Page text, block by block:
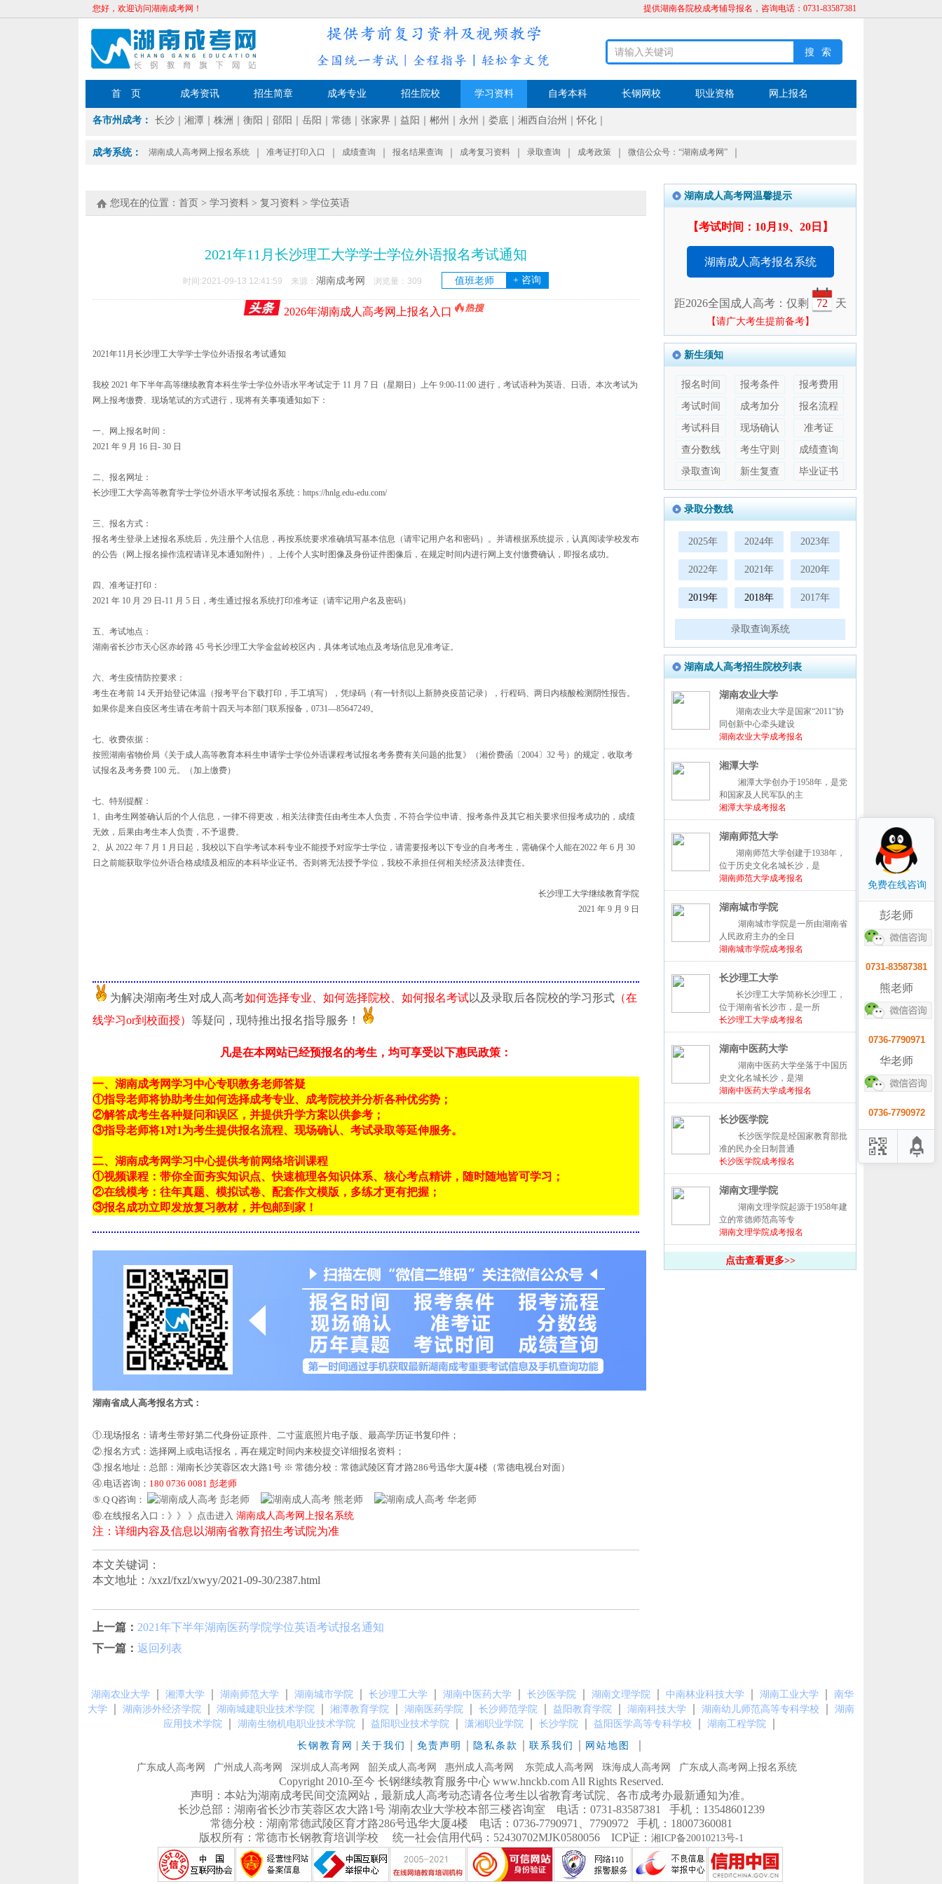
您好，欢迎访问湖南成考网！ 提供湖南各院校成考辅导报名，咨询电话：0731-83587381
首 页 成考资讯 招生简章 成考专业 招生院校 学习资料 自考本科 长钢网校 职业资格 网上报名
各市州成考： 长沙 湘潭 株洲 衡阳 邵阳 岳阳 常德 张家界 益阳 郴州 永州 娄底 湘西自治州 ｜怀化
成考系统： 湖南成人高考网上报名系统 准考证打印入口 成绩查询 报名结果查询 成考复习资料 录取查询 成考政策 微信公众号：“湖南成考网”
您现在的位置： 首页 > 学习资料 > 复习资料 > 学位英语
2021年11月长沙理工大学学士学位外语报名考试通知
时间:2021-09-13 12:41:59 来源： 湖南成考网 浏览量： 309 值班老师 + 咨询
2026年湖南成人高考网上报名入口
2021年11月长沙理工大学学士学位外语报名考试通知
我校 2021 年下半年高等继续教育本科生学士学位外语水平考试定于 11 月 7 日（星期日）上午 9:00-11:00 进行，考试语种为英语、日语。本次考试为
网上报考缴费、现场笔试的方式进行，现将有关事项通知如下：
一、网上报名时间：
2021 年 9 月 16 日- 30 日
二、报名网址：
长沙理工大学高等教育学士学位外语水平考试报名系统：https://hnlg.edu-edu.com/
三、报名方式：
报名考生登录上述报名系统后，先注册个人信息，再按系统要求准确填写基本信息（请牢记用户名和密码）。并请根据系统提示，认真阅读学校发布
的公告（网上报名操作流程请详见本通知附件）、上传个人实时图像及身份证件图像后，在规定时间内进行网上支付缴费确认，即报名成功。
四、准考证打印：
2021 年 10 月 29 日-11 月 5 日，考生通过报名系统打印准考证（请牢记用户名及密码）
五、考试地点：
湖南省长沙市天心区赤岭路 45 号长沙理工大学金盆岭校区内，具体考试地点及考场信息见准考证。
六、考生疫情防控要求：
考生在考前 14 天开始登记体温（报考平台下载打印，手工填写），凭绿码（有一针剂以上新肺炎疫苗记录），行程码、两日内核酸检测阴性报告。
如果你是来自疫区考生请在考前十四天与本部门联系报备，0731—85647249。
七、收费依据：
按照湖南省物价局《关于成人高等教育本科生申请学士学位外语课程考试报名考务费有关问题的批复》（湘价费函〔2004〕32 号）的规定，收取考
试报名及考务费 100 元。（加上缴费）
七、特别提醒：
1、由考生网签确认后的个人信息，一律不得更改，相关法律责任由考生本人负责，不符合学位申请、报考条件及其它相关要求但报考成功的，成绩
无效，后果由考生本人负责，不予退费。
2、从 2022 年 7 月 1 月日起，我校以下自学考试本科专业不能授予对应学士学位，请需要报考以下专业的自考考生，需确保个人能在2022 年 6 月 30
日之前能获取学位外语合格成绩及相应的本科毕业证书。否则将无法授予学位，我校不承担任何相关经济及法律责任。
长沙理工大学继续教育学院
2021 年 9 月 9 日
为解决湖南考生对成人高考如何选择专业、如何选择院校、如何报名考试以及录取后各院校的学习形式 （在
线学习or到校面授） 等疑问，现特推出报名指导服务！
凡是在本网站已经预报名的考生，均可享受以下惠民政策：
一、湖南成考网学习中心专职教务老师答疑
①指导老师将协助考生如何选择成考专业、成考院校并分析各种优劣势；
②解答成考生各种疑问和误区，并提供升学方案以供参考；
③指导老师将1对1为考生提供报名流程、现场确认、考试录取等延伸服务。
二、湖南成考网学习中心提供考前网络培训课程
①视频课程：带你全面夯实知识点、快速梳理各知识体系、核心考点精讲，随时随地皆可学习；
②在线模考：往年真题、模拟试卷、配套作文模版，多练才更有把握；
③报名成功立即发放复习教材，并包邮到家！
湖南省成人高考报名方式：
①.现场报名：请考生带好第二代身份证原件、二寸蓝底照片电子版、最高学历证书复印件；
②.报名方式：选择网上或电话报名，再在规定时间内来校提交详细报名资料；
③.报名地址：总部：湖南长沙芙蓉区农大路1号 ※ 常德分校：常德武陵区育才路286号迅华大厦4楼（常德电视台对面）
④.电话咨询： 180 0736 0081 彭老师
⑤.Q Q咨询：
彭老师 熊老师
华老师
⑥.在线报名入口：》》 》点击进入 湖南成人高考网上报名系统
注：详细内容及信息以湖南省教育招生考试院为准
本文关键词：
本文地址：/xxzl/fxzl/xwyy/2021-09-30/2387.html
上一篇： 2021年下半年湖南医药学院学位英语考试报名通知
下一篇： 返回列表
湖南成人高考网温馨提示
【考试时间：10月19、20日】
湖南成人高考报名系统
距2026全国成人高考：仅剩 72 天
【请广大考生提前备考】
新生须知
报名时间 报考条件 报考费用
考试时间 成考加分 报名流程
考试科目 现场确认 准考证
查分数线 考生守则 成绩查询
录取查询 新生复查 毕业证书
录取分数线
2025年 2024年 2023年
2022年 2021年 2020年
2019年 2018年 2017年
录取查询系统
湖南成人高考招生院校列表
湖南农业大学
湖南农业大学是国家“2011”协
同创新中心牵头建设
湖南农业大学成考报名
湘潭大学
湘潭大学创办于1958年，是党
和国家及人民军队的主
湘潭大学成考报名
湖南师范大学
湖南师范大学创建于1938年，
位于历史文化名城长沙，是
湖南师范大学成考报名
湖南城市学院
湖南城市学院是一所由湖南省
人民政府主办的全日
湖南城市学院成考报名
长沙理工大学
长沙理工大学简称长沙理工，
位于湖南省长沙市，是一所
长沙理工大学成考报名
湖南中医药大学
湖南中医药大学坐落于中国历
史文化名城长沙，是湖
湖南中医药大学成考报名
长沙医学院
长沙医学院是经国家教育部批
准的民办全日制普通
长沙医学院成考报名
湖南文理学院
湖南文理学院起源于1958年建
立的常德师范高等专
湖南文理学院成考报名
点击查看更多>>
湖南农业大学 湘潭大学 湖南师范大学 湖南城市学院 长沙理工大学 湖南中医药大学 长沙医学院 湖南文理学院 中南林业科技大学 湖南工业大学
南华
大学
湖南涉外经济学院 湖南城建职业技术学院 湘潭教育学院 湖南医药学院 长沙师范学院 益阳教育学院 湖南科技大学 湖南幼儿师范高等专科学校
湖南
应用技术学院
湖南生物机电职业技术学院 益阳职业技术学院 潇湘职业学院 长沙学院 益阳医学高等专科学校 湖南工程学院
长钢教育网 | 关于我们 免责声明 隐私条款 联系我们 网站地图
广东成人高考网 广州成人高考网 深圳成人高考网 韶关成人高考网 惠州成人高考网 东莞成人高考网 珠海成人高考网 广东成人高考网上报名系统
Copyright 2010-至今 长钢继续教育服务中心 www.hnckb.com All Rights Reserved.
声明：本站为湖南成考民间交流网站，最新成人高考动态请各位考生以省教育考试院、各市成考办最新通知为准。
长沙总部：湖南省长沙市芙蓉区农大路1号 湖南农业大学校本部三楼咨询室 电话：0731-83587381 手机：13548601239
常德分校：湖南常德武陵区育才路286号迅华大厦4楼 电话：0736-7790971、7790972 手机：18007360081
版权所有：常德市长钢教育培训学校 统一社会信用代码：52430702MJK0580056 ICP证： 湘ICP备20010213号-1
免费在线咨询
彭老师
0731-83587381
熊老师
0736-7790971
华老师
0736-7790972